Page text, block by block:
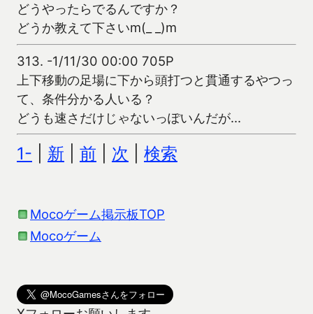
どうやったらでるんですか？
どうか教えて下さいm(_ _)m
313. -1/11/30 00:00 705P
上下移動の足場に下から頭打つと貫通するやつっ
て、条件分かる人いる？
どうも速さだけじゃないっぽいんだが…
1- 新 前 次 検索
Mocoゲーム掲示板TOP
Mocoゲーム